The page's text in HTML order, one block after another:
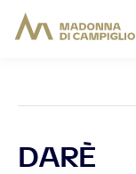
DARÈ